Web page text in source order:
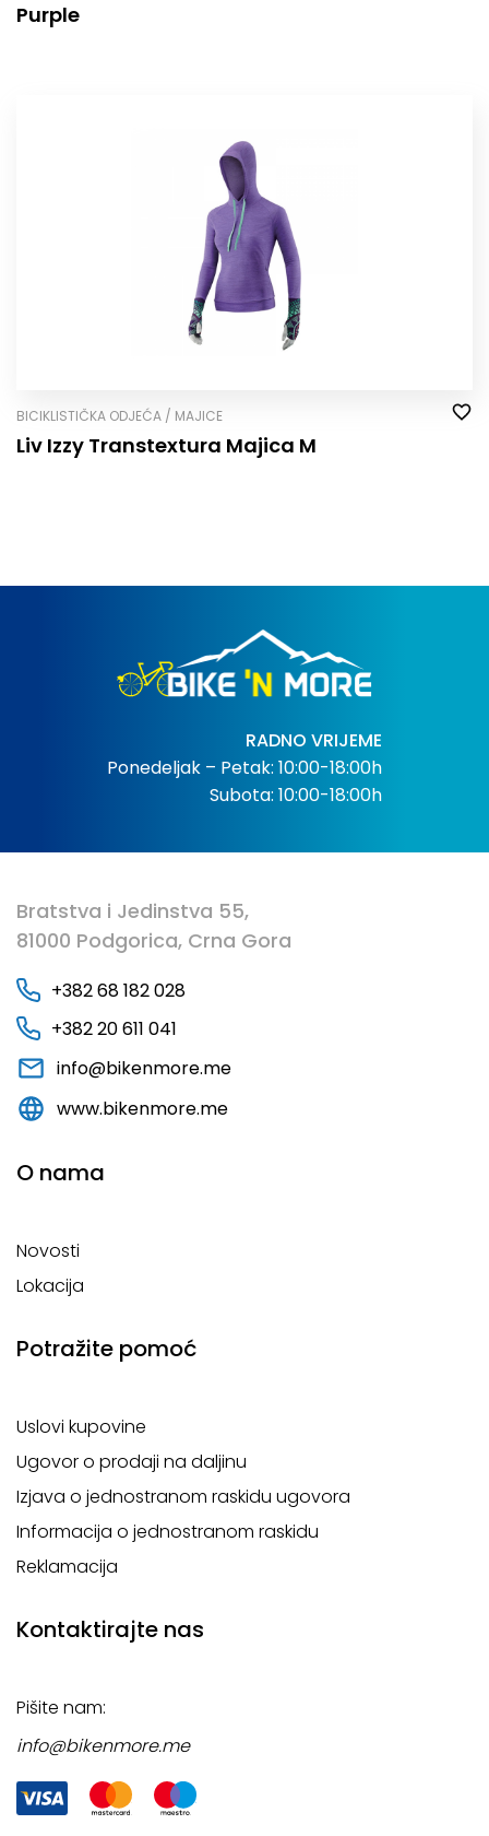
Purple
BICIKLISTIČKA ODJEĆA / MAJICE
Liv Izzy Transtextura Majica M
RADNO VRIJEME
Ponedeljak – Petak: 10:00-18:00h
Subota: 10:00-18:00h
Bratstva i Jedinstva 55,
81000 Podgorica, Crna Gora
+382 68 182 028
+382 20 611 041
info@bikenmore.me
www.bikenmore.me
O nama
Novosti
Lokacija
Potražite pomoć
Uslovi kupovine
Ugovor o prodaji na daljinu
Izjava o jednostranom raskidu ugovora
Informacija o jednostranom raskidu
Reklamacija
Kontaktirajte nas
Pišite nam:
info@bikenmore.me